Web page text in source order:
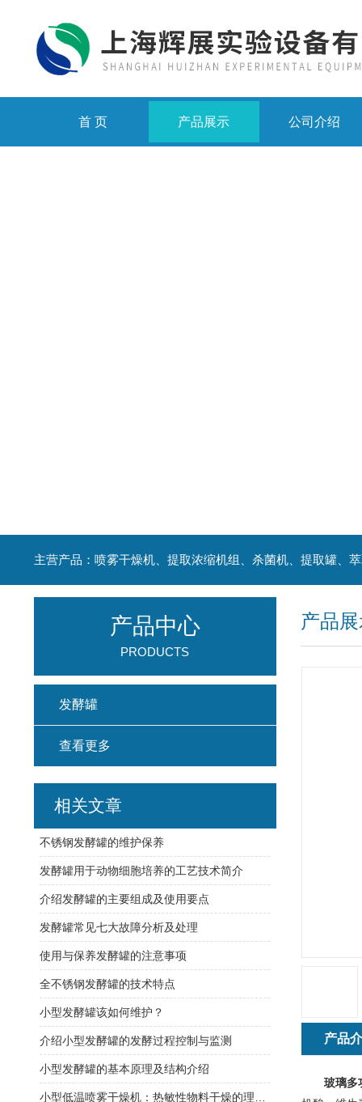
首 页 产品展示 公司介绍
产品
产品
玻璃多
产品中心
PRODUCTS
发酵罐
查看更多
相关文章
不锈钢发酵罐的维护保养
发酵罐用于动物细胞培养的工艺技术简介
介绍发酵罐的主要组成及使用要点
发酵罐常见七大故障分析及处理
使用与保养发酵罐的注意事项
全不锈钢发酵罐的技术特点
小型发酵罐该如何维护？
介绍小型发酵罐的发酵过程控制与监测
小型发酵罐的基本原理及结构介绍